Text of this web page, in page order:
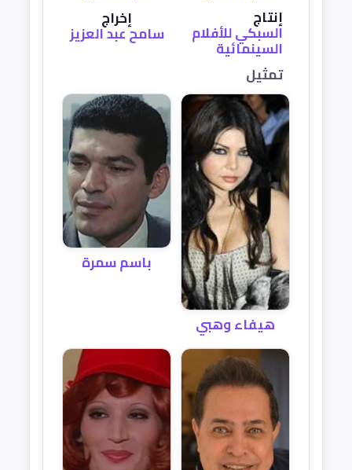
إنتاج
السبكي للأفلام
السينمائية
إخراج
سامح عبد العزيز
تمثيل
هيفاء وهبي
باسم سمرة